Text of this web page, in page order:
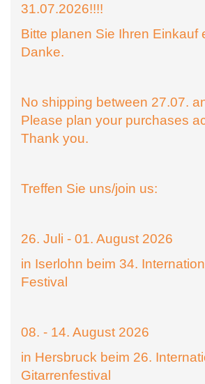
31.07.2026!!!!
Bitte planen Sie Ihren Einkauf
Danke.
No shipping between 27.07.
Please plan your purchases
Thank you.
Treffen Sie uns/join us:
26. Juli - 01. August 2026
in Iserlohn beim 34.
Festival
08. - 14. August 2026
in Hersbruck beim 26.
Gitarrenfestival